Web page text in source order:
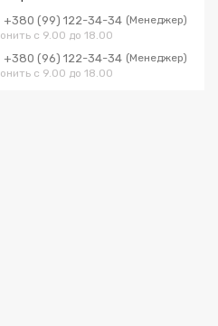
+380 (99) 122-34-34
Менеджер
с 9.00 до 18.00
+380 (96) 122-34-34
Менеджер
с 9.00 до 18.00